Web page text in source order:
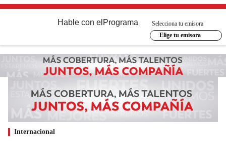
Hable con el Programa
Selecciona tu emisora
Elige tu emisora
Internacional